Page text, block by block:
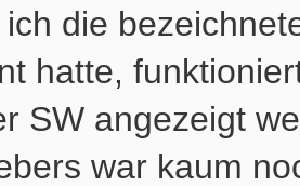
die
hatte,
SW angezeigt
war kaum